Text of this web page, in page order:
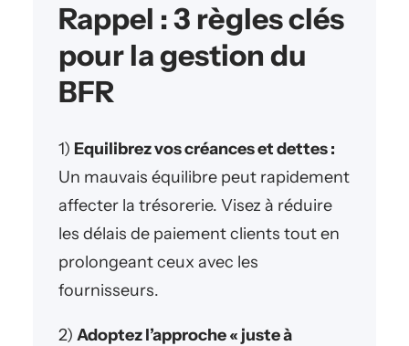
Rappel : 3 règles clés
pour la gestion du
BFR
1) Equilibrez vos créances et dettes :
Un mauvais équilibre peut rapidement
affecter la trésorerie. Visez à réduire
les délais de paiement clients tout en
prolongeant ceux avec les
fournisseurs.
2) Adoptez l’approche « juste à